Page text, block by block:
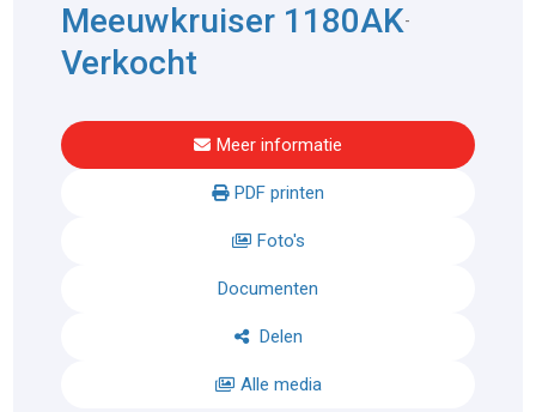
Meeuwkruiser 1180AK-
Verkocht
Meer informatie
PDF printen
Foto's
Documenten
Delen
Alle media